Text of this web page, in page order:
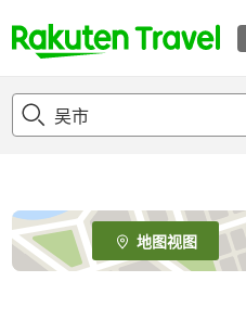
t
p
e
_
s
地图视图